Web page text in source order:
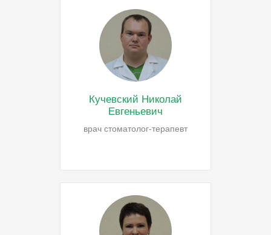
Кучевский Николай
Евгеньевич
врач стоматолог-терапевт